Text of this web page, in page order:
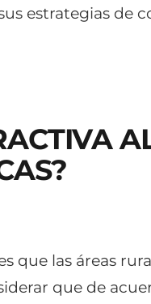
estrategias de
que las áreas
que de